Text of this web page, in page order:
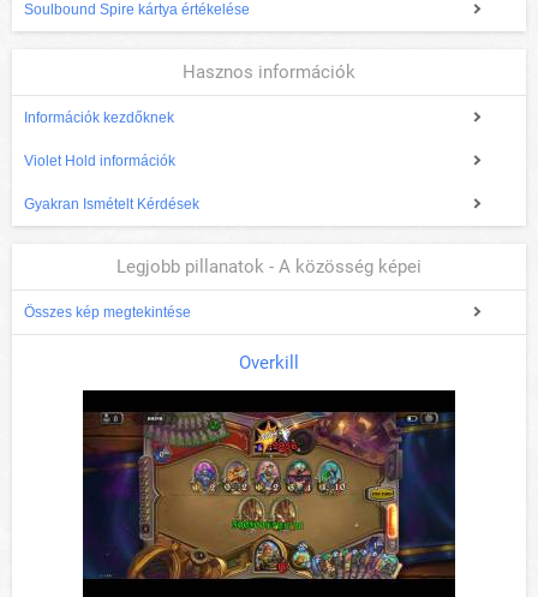
Soulbound Spire kártya értékelése
Hasznos információk
Információk kezdőknek
Violet Hold információk
Gyakran Ismételt Kérdések
Legjobb pillanatok - A közösség képei
Összes kép megtekintése
Overkill